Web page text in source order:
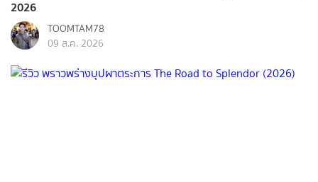
2026
TOOMTAM78
09 ส.ค. 2026